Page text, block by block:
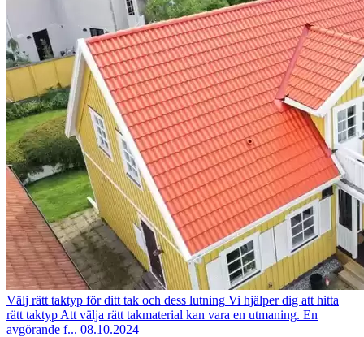
Välj rätt taktyp för ditt tak och dess lutning Vi hjälper dig att hitta
rätt taktyp Att välja rätt takmaterial kan vara en utmaning. En
avgörande f... 08.10.2024